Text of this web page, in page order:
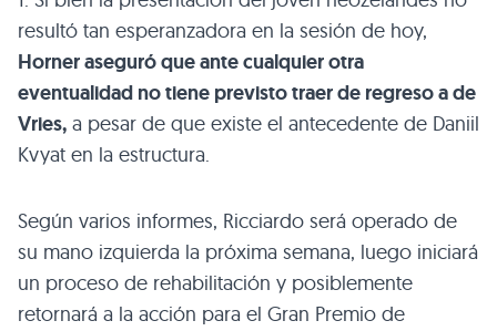
resultó tan esperanzadora en la sesión de hoy,
Horner aseguró que ante cualquier otra
eventualidad no tiene previsto traer de regreso a de
Vries, a pesar de que existe el antecedente de Daniil
Kvyat en la estructura.
Según varios informes, Ricciardo será operado de
su mano izquierda la próxima semana, luego iniciará
un proceso de rehabilitación y posiblemente
retornará a la acción para el Gran Premio de